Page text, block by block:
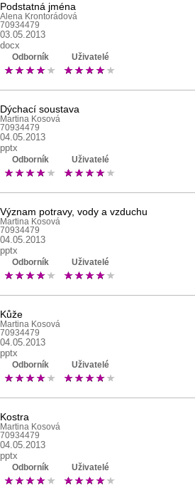
Podstatná jména
Alena Krontorádová
70934479
03.05.2013
docx
Odborník Uživatelé
Dýchací soustava
Martina Kosová
70934479
04.05.2013
pptx
Odborník Uživatelé
Význam potravy, vody a vzduchu
Martina Kosová
70934479
04.05.2013
pptx
Odborník Uživatelé
Kůže
Martina Kosová
70934479
04.05.2013
pptx
Odborník Uživatelé
Kostra
Martina Kosová
70934479
04.05.2013
pptx
Odborník Uživatelé